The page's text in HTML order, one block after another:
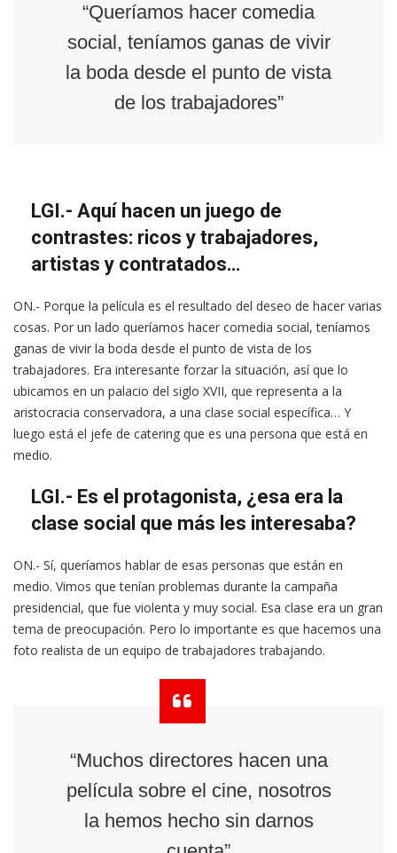
“Queríamos hacer comedia
social, teníamos ganas de vivir
la boda desde el punto de vista
de los trabajadores”
LGI.- Aquí hacen un juego de
contrastes: ricos y trabajadores,
artistas y contratados…
ON.- Porque la película es el resultado del deseo de hacer varias
cosas. Por un lado queríamos hacer comedia social, teníamos
ganas de vivir la boda desde el punto de vista de los
trabajadores. Era interesante forzar la situación, así que lo
ubicamos en un palacio del siglo XVII, que representa a la
aristocracia conservadora, a una clase social específica… Y
luego está el jefe de catering que es una persona que está en
medio.
LGI.- Es el protagonista, ¿esa era la
clase social que más les interesaba?
ON.- Sí, queríamos hablar de esas personas que están en
medio. Vimos que tenían problemas durante la campaña
presidencial, que fue violenta y muy social. Esa clase era un gran
tema de preocupación. Pero lo importante es que hacemos una
foto realista de un equipo de trabajadores trabajando.
“Muchos directores hacen una
película sobre el cine, nosotros
la hemos hecho sin darnos